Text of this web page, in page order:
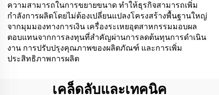
ความสามารถในการขยายขนาด ทำให้ธุรกิจสามารถเพิ่ม
กำลังการผลิตโดยไม่ต้องเปลี่ยนแปลงโครงสร้างพื้นฐานใหญ่
จากมุมมองทางการเงิน เครื่องระเหยอุตสาหกรรมมอบผล
ตอบแทนจากการลงทุนที่สำคัญผ่านการลดต้นทุนการดำเนิน
งาน การปรับปรุงคุณภาพของผลิตภัณฑ์ และการเพิ่ม
ประสิทธิภาพการผลิต
เคล็ดลับและเทคนิค